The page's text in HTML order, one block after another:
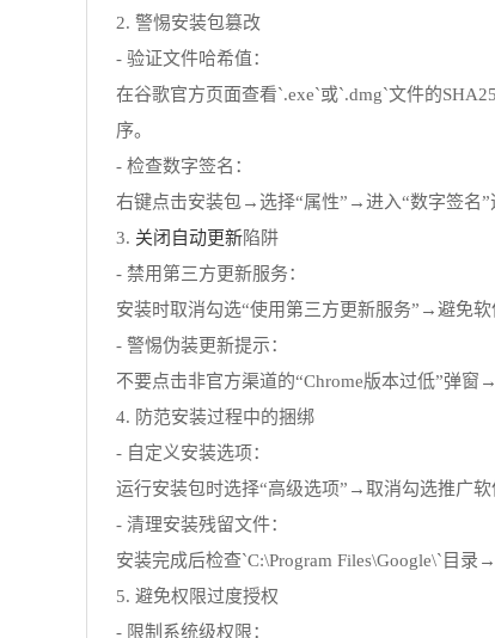
2. 警惕安装包篡改
- 验证文件哈希值：
在谷歌官方页面查看`.exe`或`.dmg`文件的
序。
- 检查数字签名：
右键点击安装包→选择“属性”→进入“数字签名”
3. 关闭自动更新陷阱
- 禁用第三方更新服务：
安装时取消勾选“使用第三方更新服务”→避免
- 警惕伪装更新提示：
不要点击非官方渠道的“Chrome版本过低”弹
4. 防范安装过程中的捆绑
- 自定义安装选项：
运行安装包时选择“高级选项”→取消勾选推广
- 清理安装残留文件：
安装完成后检查`C:\Program Files\Google\`目
5. 避免权限过度授权
- 限制系统级权限：